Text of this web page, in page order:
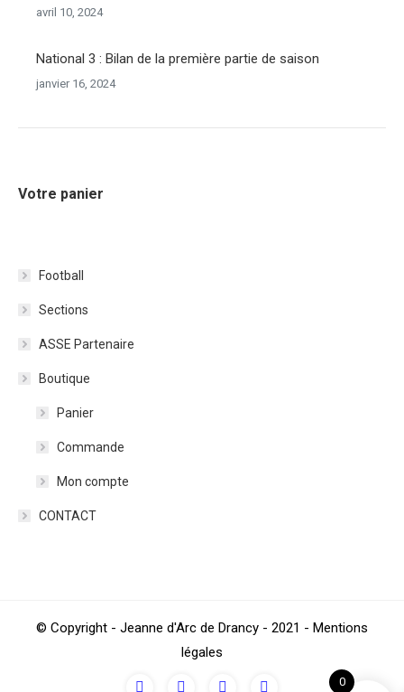
avril 10, 2024
National 3 : Bilan de la première partie de saison
janvier 16, 2024
Votre panier
Football
Sections
ASSE Partenaire
Boutique
Panier
Commande
Mon compte
CONTACT
0
© Copyright - Jeanne d'Arc de Drancy - 2021 - Mentions
légales